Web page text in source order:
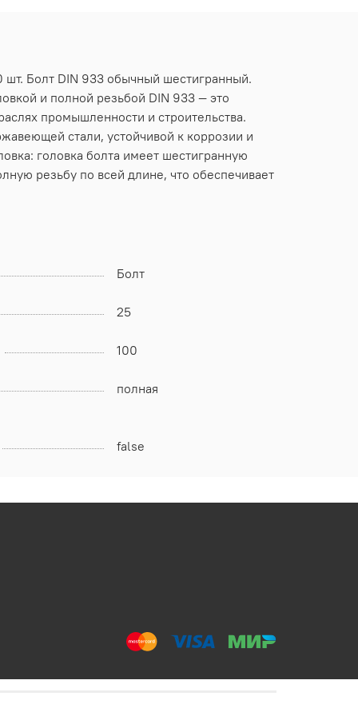
Болт DIN 933 обычный шестигранный.
и полной резьбой DIN 933 — это
промышленности и строительства.
стали, устойчивой к коррозии и
головка болта имеет шестигранную
резьбу по всей длине, что обеспечивает
Болт
25
100
полная
false